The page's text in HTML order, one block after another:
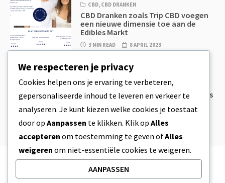
CBD, CBD DRANKEN
CBD Dranken zoals Trip CBD voegen
een nieuwe dimensie toe aan de
Edibles Markt
3 MIN READ 8 APRIL 2023
CBD Koekjesdeeg & Ongelooflijk
Simpele CBD Edibles Die Je Zelf Thuis
8 APRIL 2023
We respecteren je privacy
Cookies helpen ons je ervaring te verbeteren,
gepersonaliseerde inhoud te leveren en verkeer te
analyseren. Je kunt kiezen welke cookies je toestaat
door op Aanpassen te klikken. Klik op Alles
accepteren om toestemming te geven ofAlles
weigeren om niet-essentiële cookies te weigeren.
AANPASSEN